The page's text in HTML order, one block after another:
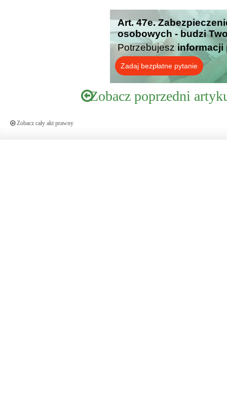
Art. 47e.
osobowych - budzi
Potrzebujesz informacji
Zadaj bezpłatne pytanie
Zobacz poprzedni
Zobacz cały akt prawny